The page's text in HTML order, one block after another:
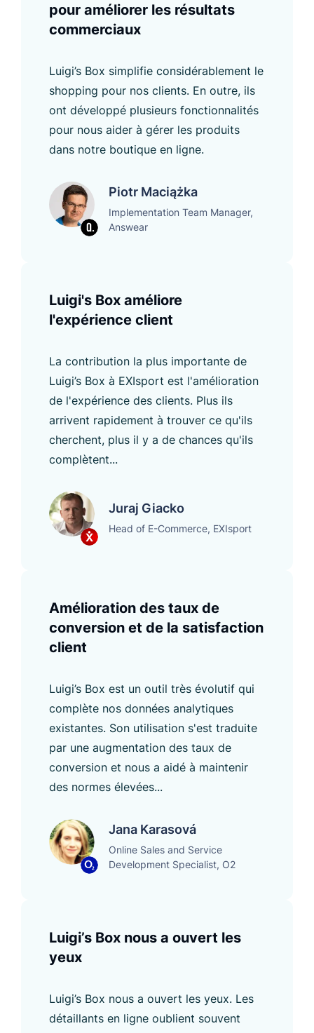
pour améliorer les résultats
commerciaux
Luigi’s Box simplifie considérablement le
shopping pour nos clients. En outre, ils
ont développé plusieurs fonctionnalités
pour nous aider à gérer les produits
dans notre boutique en ligne.
Piotr Maciążka
Implementation Team Manager,
Answear
Luigi's Box améliore
l'expérience client
La contribution la plus importante de
Luigi’s Box à EXIsport est l'amélioration
de l'expérience des clients. Plus ils
arrivent rapidement à trouver ce qu'ils
cherchent, plus il y a de chances qu'ils
complètent...
Juraj Giacko
Head of E-Commerce, EXIsport
Amélioration des taux de
conversion et de la satisfaction
client
Luigi’s Box est un outil très évolutif qui
complète nos données analytiques
existantes. Son utilisation s'est traduite
par une augmentation des taux de
conversion et nous a aidé à maintenir
des normes élevées...
Jana Karasová
Online Sales and Service
Development Specialist, O2
Luigi’s Box nous a ouvert les
yeux
Luigi’s Box nous a ouvert les yeux. Les
détaillants en ligne oublient souvent